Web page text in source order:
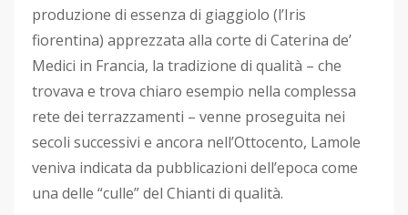
produzione di essenza di giaggiolo (l’Iris
fiorentina) apprezzata alla corte di Caterina de’
Medici in Francia, la tradizione di qualità – che
trovava e trova chiaro esempio nella complessa
rete dei terrazzamenti – venne proseguita nei
secoli successivi e ancora nell’Ottocento, Lamole
veniva indicata da pubblicazioni dell’epoca come
una delle “culle” del Chianti di qualità.